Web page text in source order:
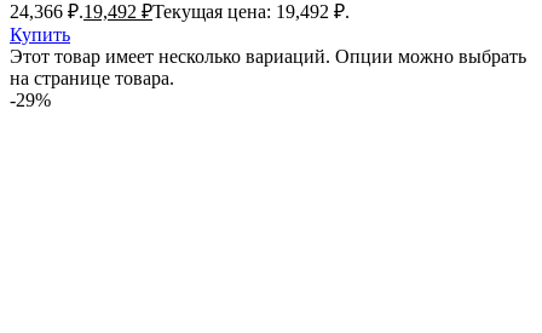
24,366 ₽.19,492 ₽Текущая цена: 19,492 ₽.
Купить
Этот товар имеет несколько вариаций. Опции можно выбрать
на странице товара.
-29%